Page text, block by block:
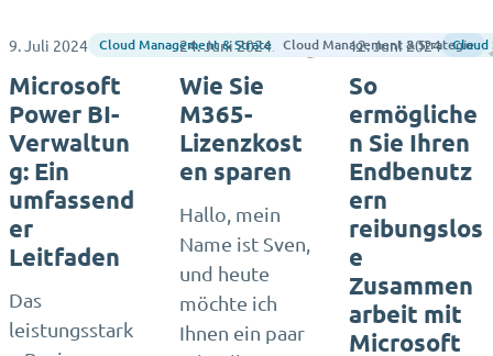
9. Juli 2024 Cloud Management & Strategy Lee Sellen
Microsoft
Power BI-
Verwaltun
g: Ein
umfassend
er
Leitfaden
Das
leistungsstark
24. Juni 2024 Cloud Management & Strategie
Wie Sie
M365-
Lizenzkost
en sparen
Hallo, mein
Name ist Sven,
und heute
möchte ich
Ihnen ein paar
12. Juni 2024 Cloud
So
ermögliche
n Sie Ihren
Endbenutz
ern
reibungslos
e
Zusammen
arbeit mit
Microsoft